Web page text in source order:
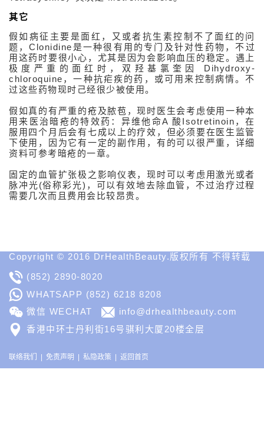
相
关
资
性
医
学
美
容
网
Medical
Spa
MD
其它
假如病征主要是面红，又或者抗生素控制不了面红的问
题，Clonidine是一种很有用的专门及针对性药物，不过
用这药时要很小心，尤其是因为会影响血压的稳定。遇上
极度严重的面红时，双羟基氯奎因 Dihydroxy-
chloroquine，一种抗疟疾的药，或可用来控制病情。不
过这些药物现时己经很少被使用。
假如真的有严重的疮及脓苞，现时医生会考虑使用一种本
用来医治暗疮的特效药：异维他命A 酸Isotretinoin，在
服用四个月后会有七成以上的疗效，但必须要在医生监管
下使用，因为它有一定的副作用，有的可以很严重，详细
资料可参考暗疮的一章。
固定的血管扩张极之影响仪表，现时可以考虑用激光或者
脉冲光(俗称彩光)，可以有效地去除血管，不过治疗过程
需要几次而且费用会比较昂贵。
Copyright © 2016 DrHealthBeauty.版权所有 不得转载
(852) 2890-8020
WHATSAPP (852) 6218 8208
微信 WECHAT
info@drhealthbeauty.com
香港中环士丹利街16号骐利大厦20楼全层
联络我们 免责声明 私隐政策 返回首页